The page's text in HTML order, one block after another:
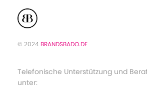
© 2024 BRANDSBADO.DE
Telefonische Unterstützung und
unter: